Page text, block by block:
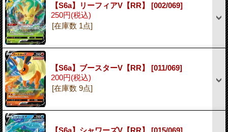
【S6a】リーフィアV【RR】 [002/069]
250円(税込)
[在庫数 1点]
【S6a】ブースターV【RR】 [011/069]
200円(税込)
[在庫数 9点]
【S6a】シャワーズV【RR】 [015/069]